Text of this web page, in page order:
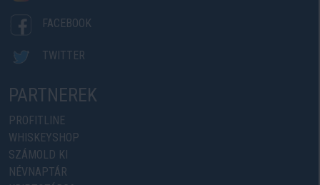
FACEBOOK
TWITTER
PARTNEREK
PROFITLINE
WHISKEYSHOP
SZÁMOLD KI
NÉVNAPTÁR